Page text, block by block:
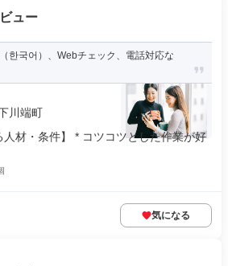
ュー
한국어）、Webチェック、電話対応な
川端町
材・条件】 * コツコツとした作業が好
気になる